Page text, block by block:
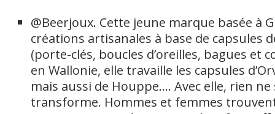
@Beerjoux. Cette jeune marque basée à
créations artisanales à base de capsules
(porte-clés, boucles d’oreilles, bagues et
en Wallonie, elle travaille les capsules
mais aussi de Houppe…. Avec elle, rien
transforme. Hommes et femmes